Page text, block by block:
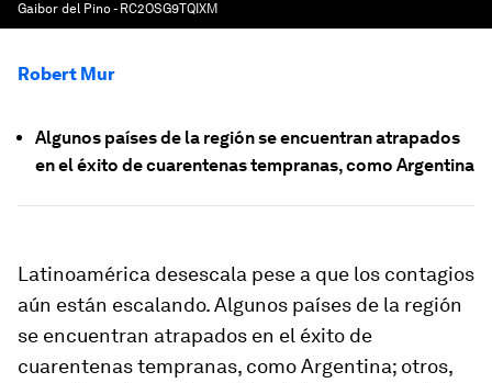
Gaibor del Pino - RC2OSG9TQIXM
Robert Mur
Algunos países de la región se encuentran atrapados
en el éxito de cuarentenas tempranas, como Argentina
Latinoamérica desescala pese a que los contagios
aún están escalando. Algunos países de la región
se encuentran atrapados en el éxito de
cuarentenas tempranas, como Argentina; otros,